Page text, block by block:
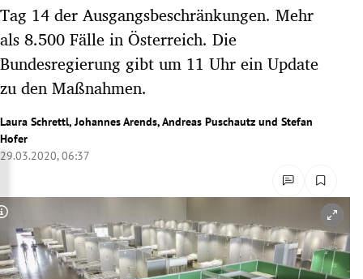
Untermenü
Untermenü
Untermenü
Untermenü
Untermenü
Tag 14 der Ausgangsbeschränkungen. Mehr
als 8.500 Fälle in Österreich. Die
Bundesregierung gibt um 11 Uhr ein Update
zu den Maßnahmen.
Laura Schrettl, Johannes Arends,Andreas Puschautz und Stefan
Hofer
29.03.2020, 06:37
Copyright-Hinweis öffnen/schließen